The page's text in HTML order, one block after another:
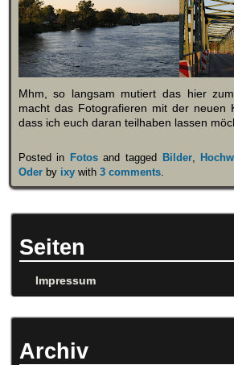
Mhm, so langsam mutiert das hier
macht das Fotografieren mit der neuen
dass ich euch daran teilhaben lassen
Posted in Fotosand tagged Bilder,
Oderby ixywith 3 comments.
Seiten
Impressum
Archiv